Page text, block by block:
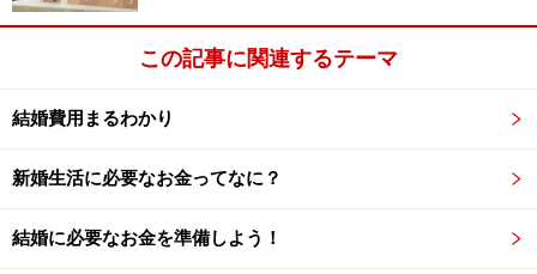
この記事に関連するテーマ
結婚費用まるわかり
新婚生活に必要なお金ってなに？
結婚に必要なお金を準備しよう！